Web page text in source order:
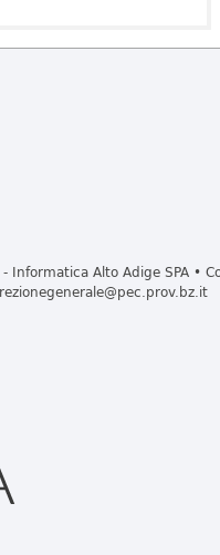
Alto Adige SPA •